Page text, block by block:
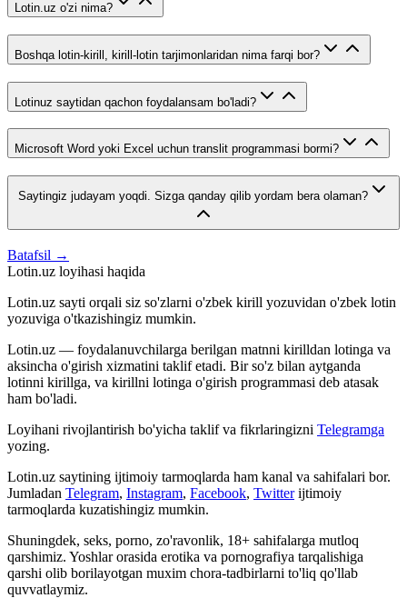
Lotin.uz o'zi nima?
Boshqa lotin-kirill, kirill-lotin tarjimonlaridan nima farqi bor?
Lotinuz saytidan qachon foydalansam bo'ladi?
Microsoft Word yoki Excel uchun translit programmasi bormi?
Saytingiz judayam yoqdi. Sizga qanday qilib yordam bera olaman?
Batafsil →
Lotin.uz loyihasi haqida
Lotin.uz sayti orqali siz so'zlarni o'zbek kirill yozuvidan o'zbek lotin
yozuviga o'tkazishingiz mumkin.
Lotin.uz — foydalanuvchilarga berilgan matnni kirilldan lotinga va
aksincha o'girish xizmatini taklif etadi. Bir so'z bilan aytganda
lotinni kirillga, va kirillni lotinga o'girish programmasi deb atasak
ham bo'ladi.
Loyihani rivojlantirish bo'yicha taklif va fikrlaringizni Telegramga
yozing.
Lotin.uz saytining ijtimoiy tarmoqlarda ham kanal va sahifalari bor.
Jumladan Telegram, Instagram, Facebook, Twitter ijtimoiy
tarmoqlarda kuzatishingiz mumkin.
Shuningdek, seks, porno, zo'ravonlik, 18+ sahifalarga mutloq
qarshimiz. Yoshlar orasida erotika va pornografiya tarqalishiga
qarshi olib borilayotgan muxim chora-tadbirlarni to'liq qo'llab
quvvatlaymiz.